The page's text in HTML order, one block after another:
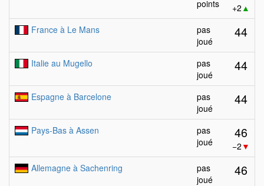
points
+2 ▲
France à Le Mans
pas
joué
44
Italie au Mugello
pas
joué
44
Espagne à Barcelone
pas
joué
44
Pays-Bas à Assen
pas
joué
46
−2 ▼
Allemagne à Sachenring
pas
joué
46